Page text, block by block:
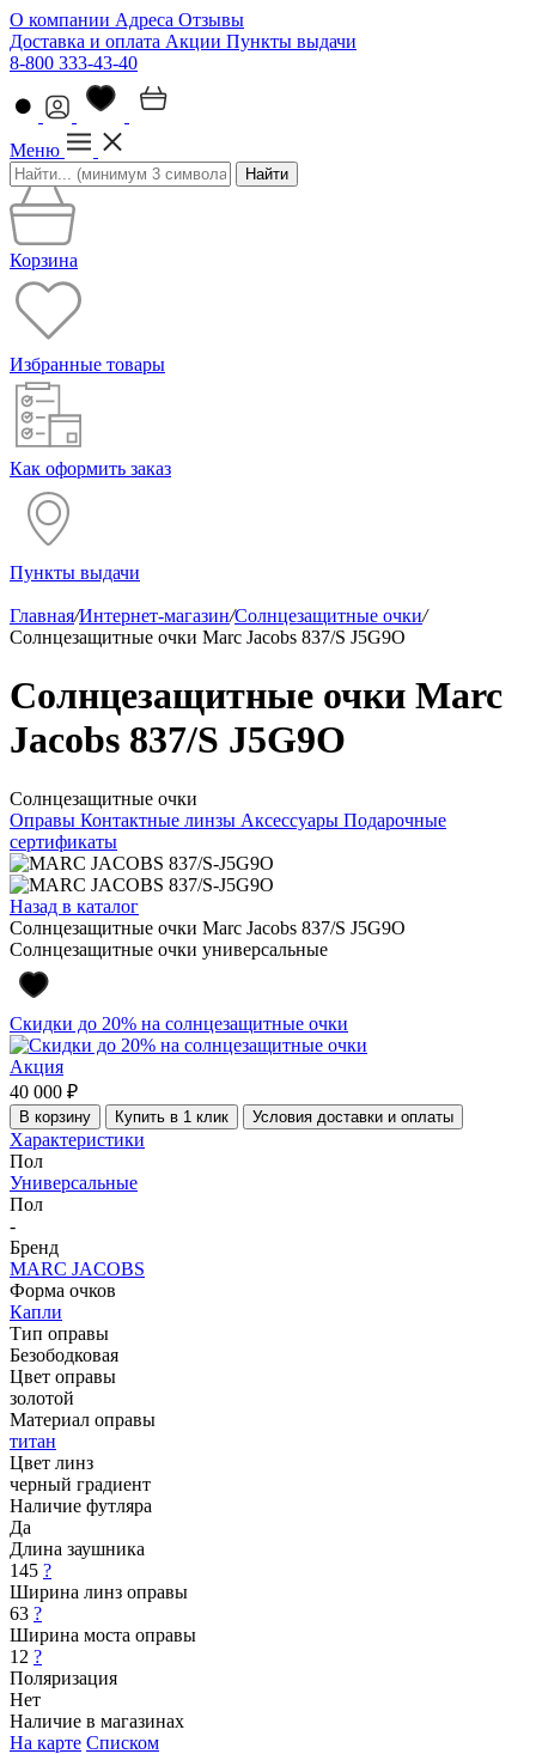
О компании Адреса Отзывы
Доставка и оплата Акции Пункты выдачи
8-800 333-43-40
Меню
Найти
Корзина
Избранные товары
Как оформить заказ
Пункты выдачи
Главная/Интернет-магазин/Солнцезащитные очки/
Солнцезащитные очки Marc Jacobs 837/S J5G9O
Солнцезащитные очки Marc
Jacobs 837/S J5G9O
Солнцезащитные очки
Оправы Контактные линзы Аксессуары Подарочные
сертификаты
Назад в каталог
Солнцезащитные очки Marc Jacobs 837/S J5G9O
Солнцезащитные очки универсальные
Скидки до 20% на солнцезащитные очки
Акция
40 000 ₽
В корзину Купить в 1 клик Условия доставки и оплаты
Характеристики
Пол
Универсальные
Пол
-
Бренд
MARC JACOBS
Форма очков
Капли
Тип оправы
Безободковая
Цвет оправы
золотой
Материал оправы
титан
Цвет линз
черный градиент
Наличие футляра
Да
Длина заушника
145 ?
Ширина линз оправы
63 ?
Ширина моста оправы
12 ?
Поляризация
Нет
Наличие в магазинах
На карте Списком